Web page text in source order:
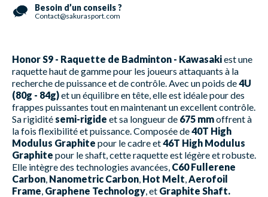
Besoin d’un conseils ?
Contact@sakurasport.com
Honor S9 - Raquette de Badminton - Kawasakiest une
raquette haut de gamme pour les joueurs attaquants à la
recherche de puissance et de contrôle. Avec un poids de4U
(80g - 84g)et un équilibre en tête, elle est idéale pour des
frappes puissantes tout en maintenant un excellent contrôle.
Sa rigidité semi-rigide et sa longueur de 675 mmoffrent à
la fois flexibilité et puissance. Composée de40T High
Modulus Graphite pour le cadre et46T High Modulus
Graphite pour le shaft, cette raquette est légère et robuste.
Elle intègre des technologies avancées, C60 Fullerene
Carbon Nanometric Carbon Hot Melt Aerofoil
Frame Graphene Technology , et Graphite Shaft.